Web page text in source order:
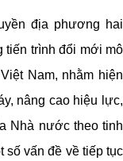
địa phương hai
tiến trình đổi mới mô
Nam, nhằm hiện
nâng cao hiệu lực,
Nhà nước theo tinh
số vấn đề về tiếp tục